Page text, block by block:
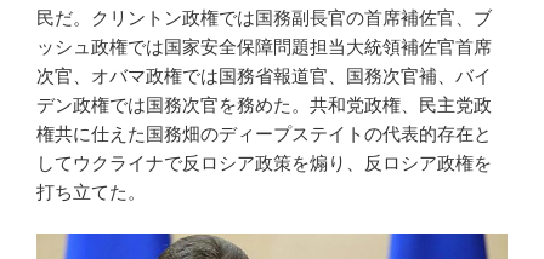
民だ。クリントン政権では国務副長官の首席補佐官、ブ
ッシュ政権では国家安全保障問題担当大統領補佐官首席
次官、オバマ政権では国務省報道官、国務次官補、バイ
デン政権では国務次官を務めた。共和党政権、民主党政
権共に仕えた国務畑のディープステイトの代表的存在と
してウクライナで反ロシア政策を煽り、反ロシア政権を
打ち立てた。